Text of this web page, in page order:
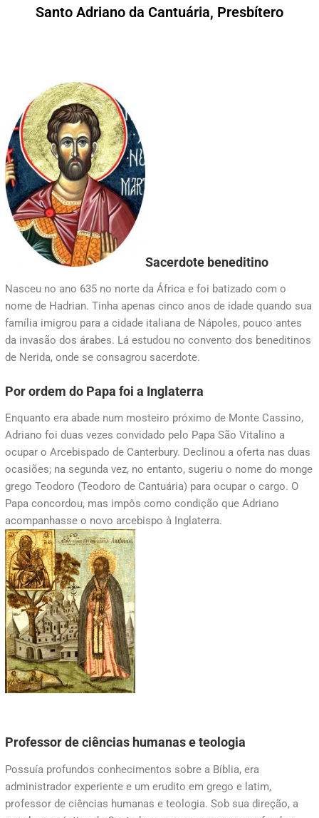
Santo Adriano da Cantuária, Presbítero
Sacerdote beneditino
Nasceu no ano 635 no norte da África e foi batizado com o
nome de Hadrian. Tinha apenas cinco anos de idade quando sua
família imigrou para a cidade italiana de Nápoles, pouco antes
da invasão dos árabes. Lá estudou no convento dos beneditinos
de Nerida, onde se consagrou sacerdote.
Por ordem do Papa foi a Inglaterra
Enquanto era abade num mosteiro próximo de Monte Cassino,
Adriano foi duas vezes convidado pelo Papa São Vitalino a
ocupar o Arcebispado de Canterbury. Declinou a oferta nas duas
ocasiões; na segunda vez, no entanto, sugeriu o nome do monge
grego Teodoro (Teodoro de Cantuária) para ocupar o cargo. O
Papa concordou, mas impôs como condição que Adriano
acompanhasse o novo arcebispo à Inglaterra.
Professor de ciências humanas e teologia
Possuía profundos conhecimentos sobre a Bíblia, era
administrador experiente e um erudito em grego e latim,
professor de ciências humanas e teologia. Sob sua direção, a